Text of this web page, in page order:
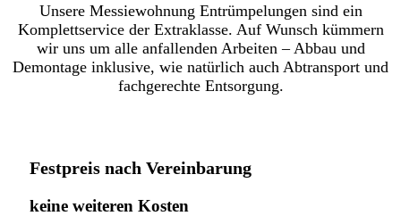
Unsere Messiewohnung Entrümpelungen sind ein
Komplettservice der Extraklasse. Auf Wunsch kümmern
wir uns um alle anfallenden Arbeiten – Abbau und
Demontage inklusive, wie natürlich auch Abtransport und
fachgerechte Entsorgung.
Festpreis nach Vereinbarung
keine weiteren Kosten